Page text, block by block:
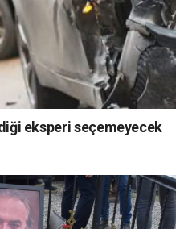
eksperi seçemeyecek